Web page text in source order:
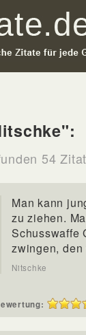
54
Man kann
zu ziehen.
Schusswaffe
zwingen,
Nitschke